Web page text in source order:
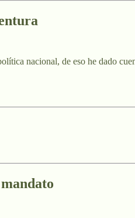
nacional, de eso he dado